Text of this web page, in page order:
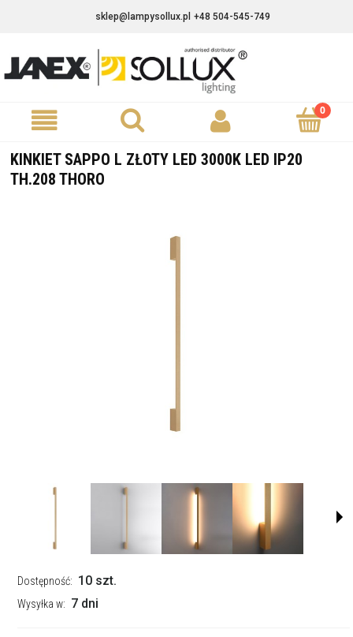
sklep@lampysollux.pl +48 504-545-749
KINKIET SAPPO L ZŁOTY LED 3000K LED IP20
TH.208 THORO
Dostępność: 10 szt.
Wysyłka w: 7 dni